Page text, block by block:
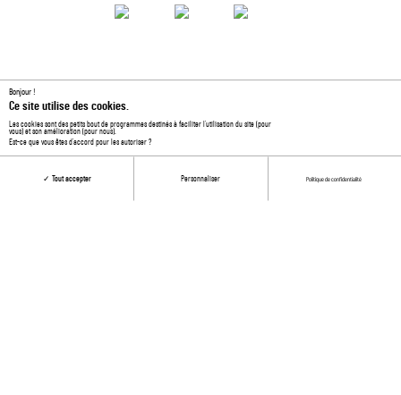
Article suivant
Pour vos travaux, osez
le [...]
Le participation-washing, c'est
Ces autres articles pourraient
Bonjour !
Ce site utilise des cookies.
Les cookies sont des petits bout de programmes destinés à faciliter l’utilisation du site (pour
vous) et son amélioration (pour nous).
Est-ce que vous êtes d’accord pour les autoriser ?
Tout accepter Personnaliser Politique de confidentialité